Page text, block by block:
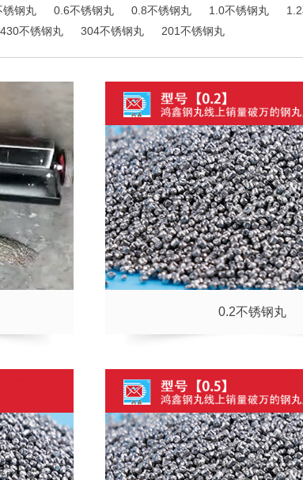
锈钢丸 0.6不锈钢丸 0.8不锈钢丸 1.0不锈钢丸
430不锈钢丸 304不锈钢丸 201不锈钢丸
0.2不锈钢丸